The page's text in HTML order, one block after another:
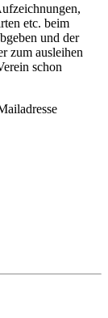
etc. beim
und der
zum ausleihen
schon